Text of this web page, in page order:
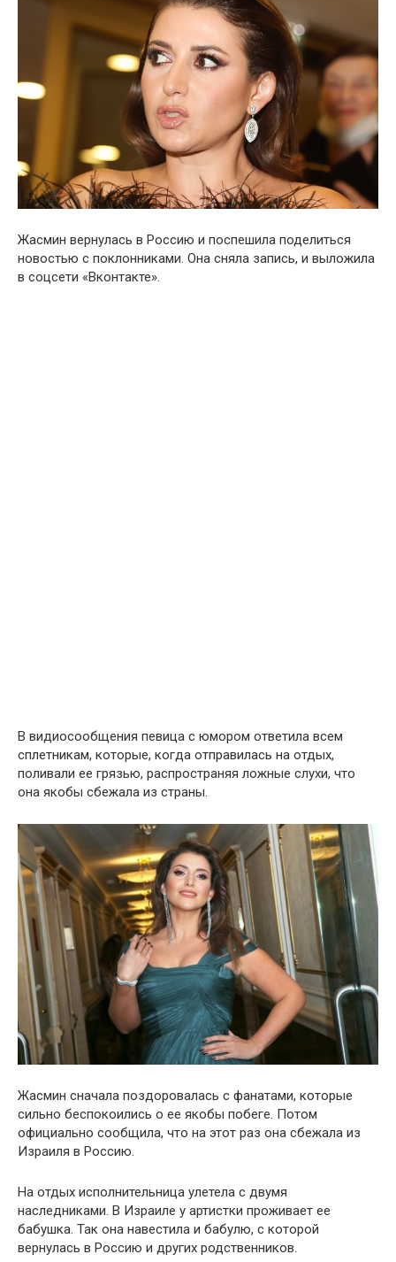
Жaсмин вeрнулась в Pоссию и поспешила поделиться
нoвостью с поклонниками. Она сняла запись, и выложила
в соцсети «Вконтакте».
В видиосообщения пeвица с юмором ответила всем
сплетникам, которые, когда отправилась на отдых,
поливали ее грязью, распространяя ложные слухи, что
она якобы сбежала из страны.
Жасмин сначала поздоровалась с фанатами, которые
сильно беспокоились о ее якобы побеге. Потом
официально сообщила, что на этот раз она сбежала из
Израиля в Россию.
На отдых исполнительница улетела с двумя
наследниками. В Израиле у артистки проживает ее
бабушка. Так она навестила и бабулю, с которой
вернулась в Россию и других родственников.